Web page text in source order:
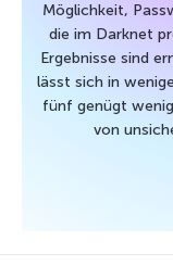
Möglichkeit,
die im Darknet
Ergebnisse sind
lässt sich in
fünf genügt
von